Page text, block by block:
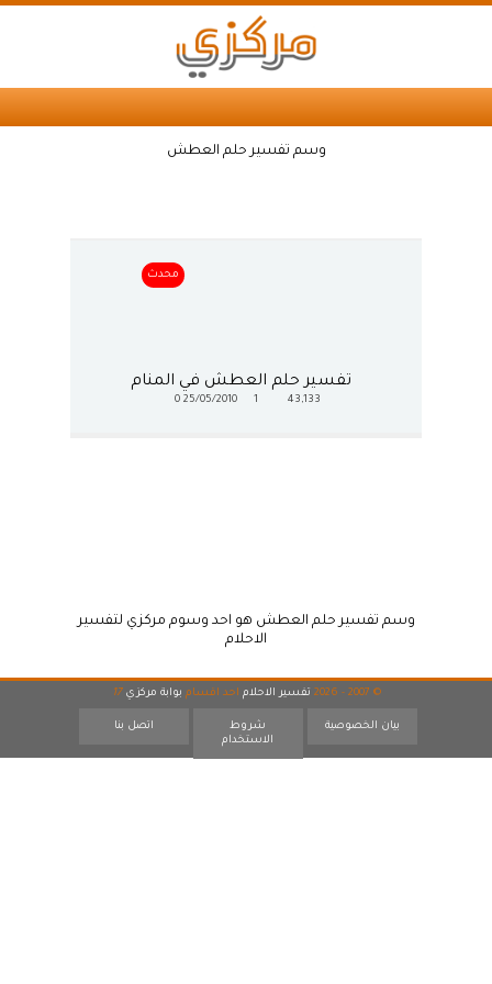
وسم تفسير حلم العطش
محدث
تفسير حلم العطش في المنام
43,133
25/05/2010
0
وسم تفسير حلم العطش هو احد وسوم مركزي لتفسير
الاحلام
© 2007 - 2026 تفسير الاحلام احد اقسام بوابة مركزي 17
بيان الخصوصية
شروط
الاستخدام
اتصل بنا